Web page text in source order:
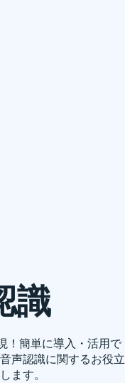
識
！簡単に導入・活用で
声認識に関するお役立
ます。